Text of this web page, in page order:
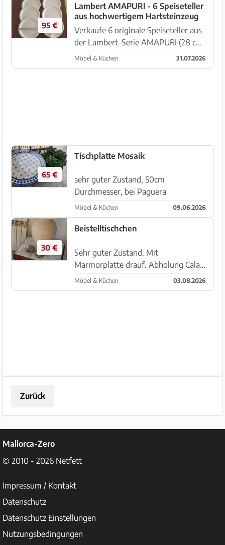
Hartsteinzeug. Zeitloses Design und
hochwertige Verarbeitung...
95 €
Lambert AMAPURI - 6 Speiseteller
aus hochwertigem Hartsteinzeug
Verkaufe 6 originale Speiseteller aus
der Lambert-Serie AMAPURI (28 cm
Durchmesser). Gefertigt aus
hochwertigem, porzellanähnlichem
Möbel & Küchen 31.07.2026
65 €
Tischplatte Mosaik
sehr guter Zustand, 50cm
Durchmesser, bei Paguera
Möbel & Küchen 09.06.2026
30 €
Beistelltischchen
Sehr guter Zustand. Mit
Marmorplatte drauf. Abholung Cala
Radjada
Möbel & Küchen 03.08.2026
Zurück
Mallorca-Zero
© 2010 - 2026 Netfett
Impressum / Kontakt
Datenschutz
Datenschutz Einstellungen
Nutzungsbedingungen